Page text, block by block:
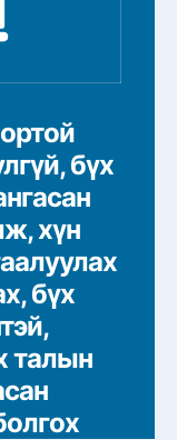
бүх
хүн
бүх
талын